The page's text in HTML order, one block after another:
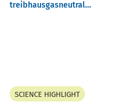
treibhausgasneutral...
SCIENCE HIGHLIGHT